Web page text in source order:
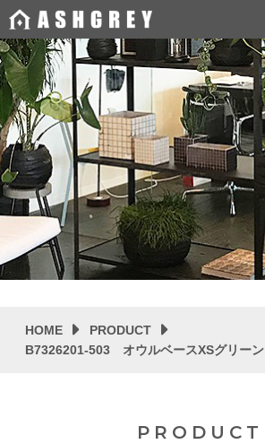
HOME
PRODUCT
B7326201-503 オウルベースXSグリーン
PRODUCT